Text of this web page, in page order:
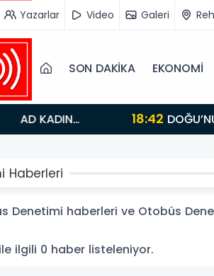
Yazarlar Video Galeri
SON DAKİKA EKONOMİ
18:42DOĞU’NUN SAKLI CENNETİ IĞDIR, GASTRONOMİSİYLE GÖZ DOLDURUYOR: KAFKAS VE ANADOLU
KÜLTÜRÜNÜN BULUŞMA NOKTASI
Haberleri
Denetimi haberleri ve Otobüs
ilgili 0 haber listeleniyor.